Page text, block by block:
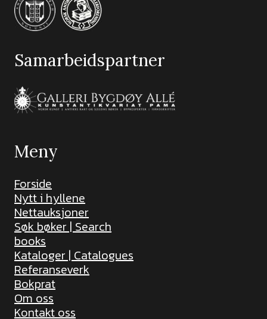
Samarbeidspartner
Meny
Forside
Nytt i hyllene
Nettauksjoner
Søk bøker | Search
books
Kataloger | Catalogues
Referanseverk
Bokprat
Om oss
Kontakt oss